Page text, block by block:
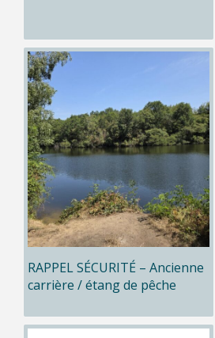
RAPPEL SÉCURITÉ – Ancienne
carrière / étang de pêche